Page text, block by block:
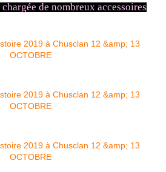
chargée de nombreux accessoires